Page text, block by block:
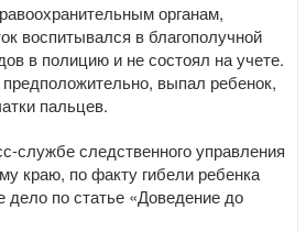
органам,
воспитывался в благополучной
в полицию и не состоял на учете.
выпал ребенок,
пальцев.
службе следственного управления
краю, по факту гибели ребенка
дело по статье «Доведение до